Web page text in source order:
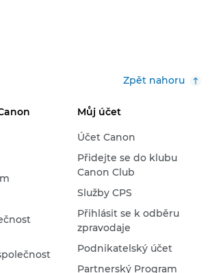
Zpět nahoru
Můj účet
Účet Canon
Přidejte se do klubu
Canon Club
Služby CPS
Přihlásit se k odběru
zpravodaje
Podnikatelský účet
Partnerský Program